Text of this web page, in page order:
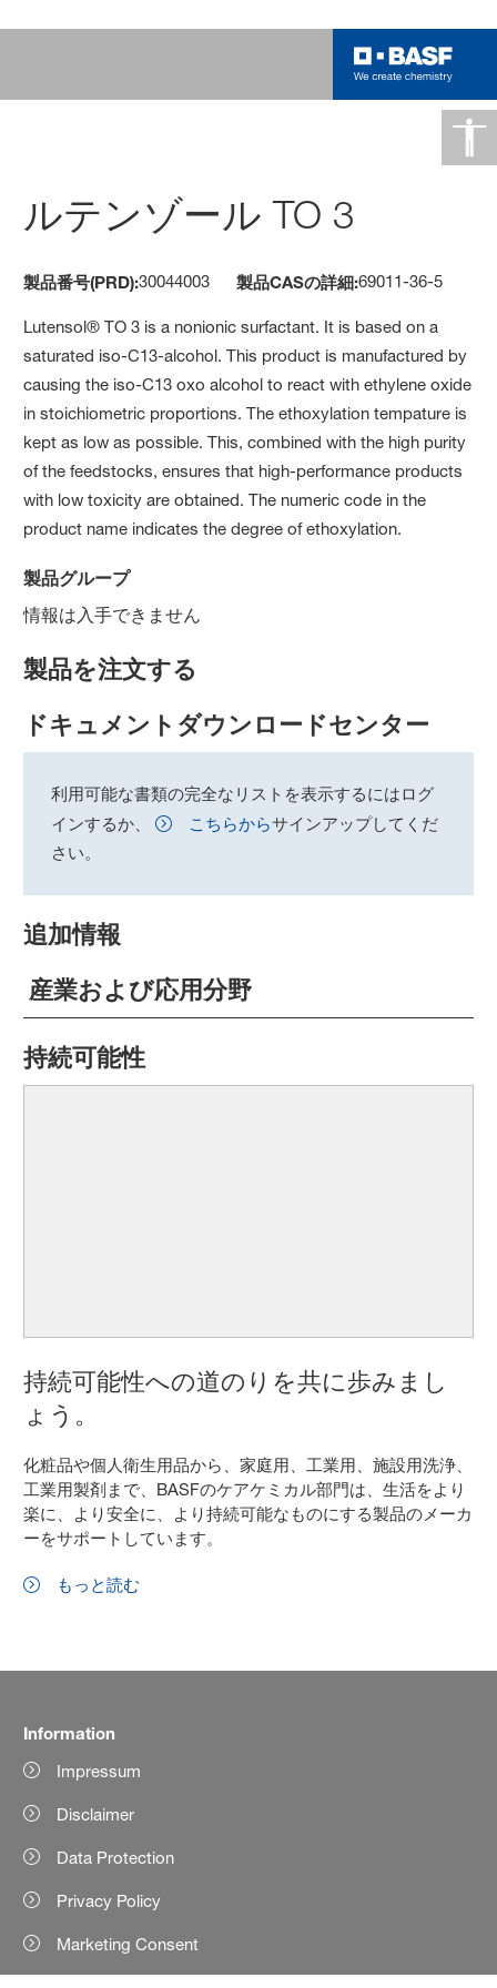
ルテンゾール TO 3
製品番号(PRD):30044003 製品CASの詳細:69011-36-5
Lutensol® TO 3 is a nonionic surfactant. It is based on a
saturated iso-C13-alcohol. This product is manufactured by
causing the iso-C13 oxo alcohol to react with ethylene oxide
in stoichiometric proportions. The ethoxylation tempature is
kept as low as possible. This, combined with the high purity
of the feedstocks, ensures that high-performance products
with low toxicity are obtained. The numeric code in the
product name indicates the degree of ethoxylation.
製品グループ
情報は入手できません
製品を注文する
ドキュメントダウンロードセンター
利用可能な書類の完全なリストを表示するにはログ
インするか、
こちらからサインアップしてくだ
さい。
追加情報
産業および応用分野
持続可能性
持続可能性への道のりを共に歩みまし
ょう。
化粧品や個人衛生用品から、家庭用、工業用、施設用洗浄、
工業用製剤まで、BASFのケアケミカル部門は、生活をより
楽に、より安全に、より持続可能なものにする製品のメーカ
ーをサポートしています。
もっと読む
Information
Impressum
Disclaimer
Data Protection
Privacy Policy
Marketing Consent